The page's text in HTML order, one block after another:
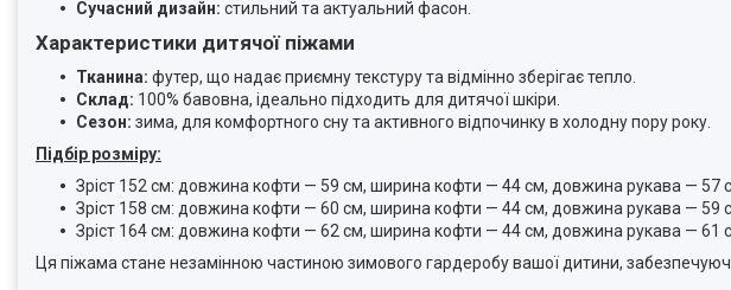
Сучасний дизайн: стильний та актуальний фасон.
Характеристики дитячої піжами
Тканина: футер, що надає приємну текстуру та відмінно зберігає тепло.
Склад: 100% бавовна, ідеально підходить для дитячої шкіри.
Сезон: зима, для комфортного сну та активного відпочинку в холодну пору року.
Підбір розміру:
Зріст 152 см: довжина кофти — 59 см, ширина кофти — 44 см, довжина рукава — 57
Зріст 158 см: довжина кофти — 60 см, ширина кофти — 44 см, довжина рукава — 59
Зріст 164 см: довжина кофти — 62 см, ширина кофти — 44 см, довжина рукава — 61
Ця піжама стане незамінною частиною зимового гардеробу вашої дитини,